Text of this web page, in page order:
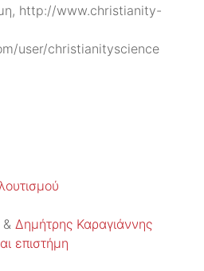
http://www.christianity-
user/christianityscience
& Δημήτρης Καραγιάννης
επιστήμη